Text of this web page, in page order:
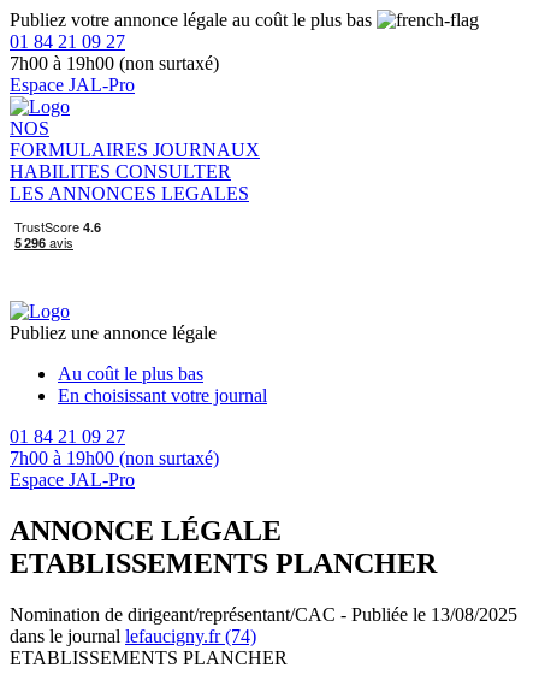
Publiez votre annonce légale au coût le plus bas
01 84 21 09 27
7h00 à 19h00 (non surtaxé)
Espace JAL-Pro
NOS
FORMULAIRES JOURNAUX
HABILITES CONSULTER
LES ANNONCES LEGALES
Publiez une annonce légale
Au coût le plus bas
En choisissant votre journal
01 84 21 09 27
7h00 à 19h00 (non surtaxé)
Espace JAL-Pro
ANNONCE LÉGALE
ETABLISSEMENTS PLANCHER
Nomination de dirigeant/représentant/CAC - Publiée le 13/08/2025
dans le journal lefaucigny.fr (74)
ETABLISSEMENTS PLANCHER